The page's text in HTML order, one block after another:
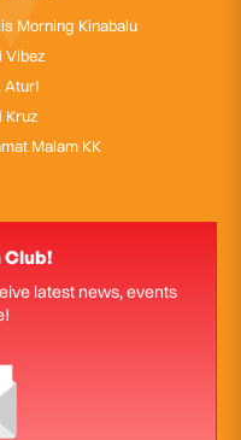
Morning Kinabalu
Vibez
Atur!
Kruz
Malam KK
Club!
latest news, events